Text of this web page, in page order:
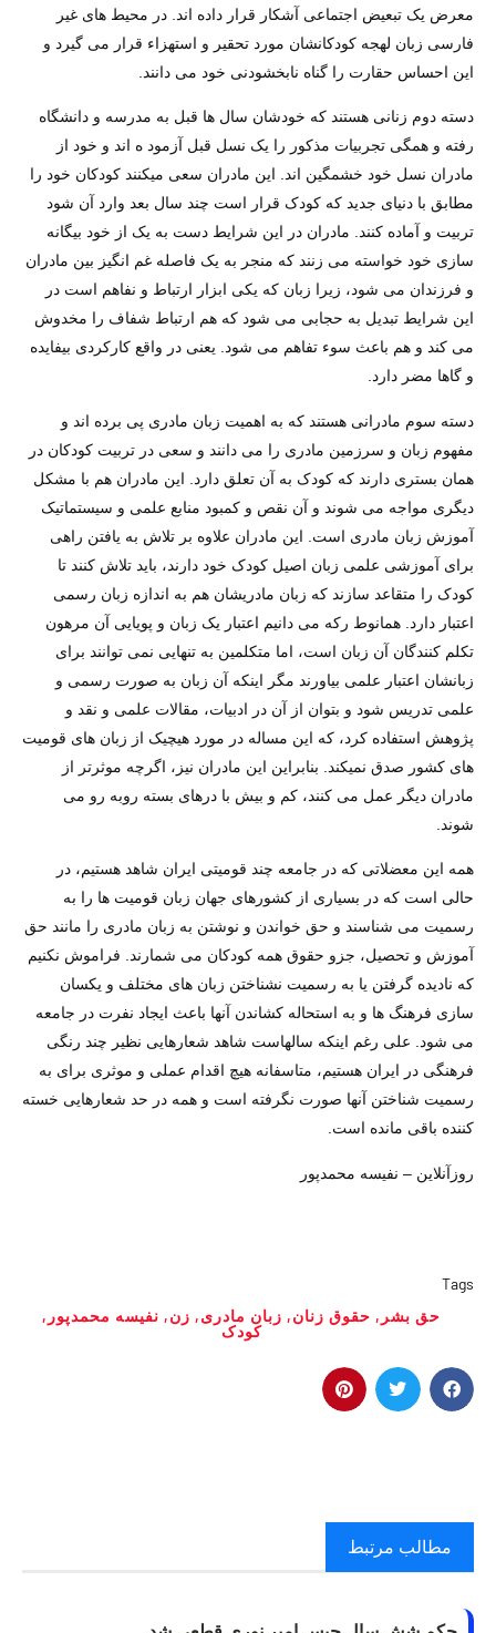
معرض یک تبعیض اجتماعی آشکار قرار داده اند. در محیط های غیر
فارسی زبان لهجه کودکانشان مورد تحقیر و استهزاء قرار می گیرد و
این احساس حقارت را گناه نابخشودنی خود می دانند.
دسته دوم زنانی هستند که خودشان سال ها قبل به مدرسه و دانشگاه
رفته و همگی تجربیات مذکور را یک نسل قبل آزمود ه اند و خود از
مادران نسل خود خشمگین اند. این مادران سعی میکنند کودکان خود را
مطابق با دنیای جدید که کودک قرار است چند سال بعد وارد آن شود
تربیت و آماده کنند. مادران در این شرایط دست به یک از خود بیگانه
سازی خود خواسته می زنند که منجر به یک فاصله غم انگیز بین مادران
و فرزندان می شود، زیرا زبان که یکی ابزار ارتباط و نفاهم است در
این شرایط تبدیل به حجابی می شود که هم ارتباط شفاف را مخدوش
می کند و هم باعث سوء تفاهم می شود. یعنی در واقع کارکردی بیفایده
و گاها مضر دارد.
دسته سوم مادرانی هستند که به اهمیت زبان مادری پی برده اند و
مفهوم زبان و سرزمین مادری را می دانند و سعی در تربیت کودکان در
همان بستری دارند که کودک به آن تعلق دارد. این مادران هم با مشکل
دیگری مواجه می شوند و آن نقص و کمبود منابع علمی و سیستماتیک
آموزش زبان مادری است. این مادران علاوه بر تلاش به یافتن راهی
برای آموزشی علمی زبان اصیل کودک خود دارند، باید تلاش کنند تا
کودک را متقاعد سازند که زبان مادریشان هم به اندازه زبان رسمی
اعتبار دارد. همانوط رکه می دانیم اعتبار یک زبان و پویایی آن مرهون
تکلم کنندگان آن زبان است، اما متکلمین به تنهایی نمی توانند برای
زبانشان اعتبار علمی بیاورند مگر اینکه آن زبان به صورت رسمی و
علمی تدریس شود و بتوان از آن در ادبیات، مقالات علمی و نقد و
پژوهش استفاده کرد، که این مساله در مورد هیچیک از زبان های قومیت
های کشور صدق نمیکند. بنابراین این مادران نیز، اگرچه موثرتر از
مادران دیگر عمل می کنند، کم و بیش با درهای بسته روبه رو می
شوند.
همه این معضلاتی که در جامعه چند قومیتی ایران شاهد هستیم، در
حالی است که در بسیاری از کشورهای جهان زبان قومیت ها را به
رسمیت می شناسند و حق خواندن و نوشتن به زبان مادری را مانند حق
آموزش و تحصیل، جزو حقوق همه کودکان می شمارند. فراموش نکنیم
که نادیده گرفتن یا به رسمیت نشناختن زبان های مختلف و یکسان
سازی فرهنگ ها و به استحاله کشاندن آنها باعث ایجاد نفرت در جامعه
می شود. علی رغم اینکه سالهاست شاهد شعارهایی نظیر چند رنگی
فرهنگی در ایران هستیم، متاسفانه هیچ اقدام عملی و موثری برای به
رسمیت شناختن آنها صورت نگرفته است و همه در حد شعارهایی خسته
کننده باقی مانده است.
روزآنلاین – نفیسه محمدپور
Tags
حق بشر , حقوق زنان, زبان مادری, زن, نفیسه محمدپور ,
کودک
مطالب مرتبط